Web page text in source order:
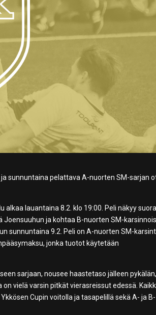
sunnuntaina pelattava A-nuorten SM-sarjan
lauantaina 8.2. klo 19:00. Peli näkyy
Joensuuhun ja kohtaa B-nuorten SM-
sunnuntaina 9.2. Peli on A-nuorten SM-
jonka tuotot käytetään
sarjaan, nousee haastetaso jälleen
vielä varsin pitkät vierasreissut edessä.
Cupin voitolla ja tasapelillä sekä A- ja B-